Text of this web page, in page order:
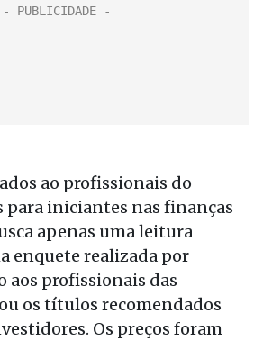
ao profissionais do
para iniciantes nas finanças
apenas uma leitura
enquete realizada por
aos profissionais das
os títulos recomendados
Os preços foram